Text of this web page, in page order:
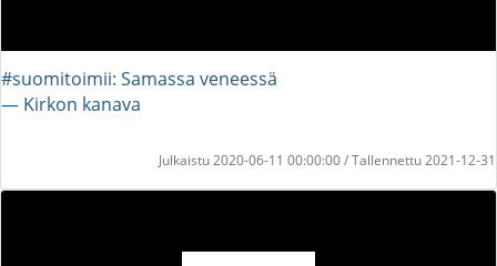
#suomitoimii: Samassa veneessä
― Kirkon kanava
Julkaistu 2020-06-11 00:00:00 / Tallennettu 2021-12-31